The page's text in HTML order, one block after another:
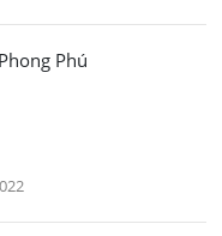
Phú